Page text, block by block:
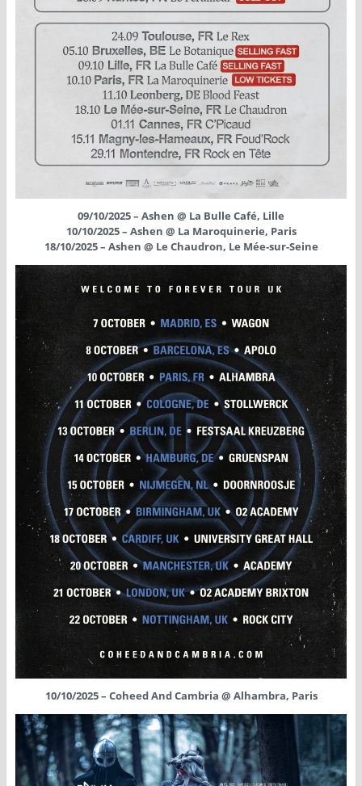
09/10/2025 – Ashen @ La Bulle Café, Lille
10/10/2025 – Ashen @ La Maroquinerie, Paris
18/10/2025 – Ashen @ Le Chaudron, Le Mée-sur-Seine
10/10/2025 – Coheed And Cambria @ Alhambra, Paris